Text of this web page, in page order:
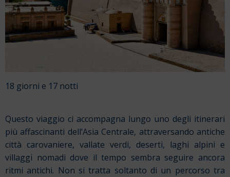
18 giorni e 17 notti
Questo viaggio ci accompagna lungo uno degli itinerari
più affascinanti dell’Asia Centrale, attraversando antiche
città carovaniere, vallate verdi, deserti, laghi alpini e
villaggi nomadi dove il tempo sembra seguire ancora
ritmi antichi. Non si tratta soltanto di un percorso tra